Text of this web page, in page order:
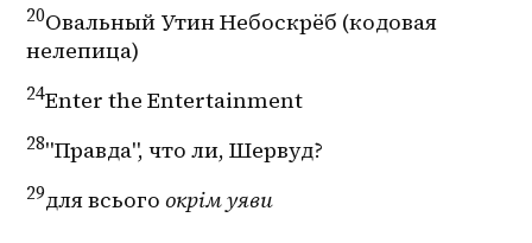
20Овальный Утин Небоскрёб (кодовая
нелепица)
24Enter the Entertainment
28"Правда", что ли, Шервуд?
29для всього окрім уяви